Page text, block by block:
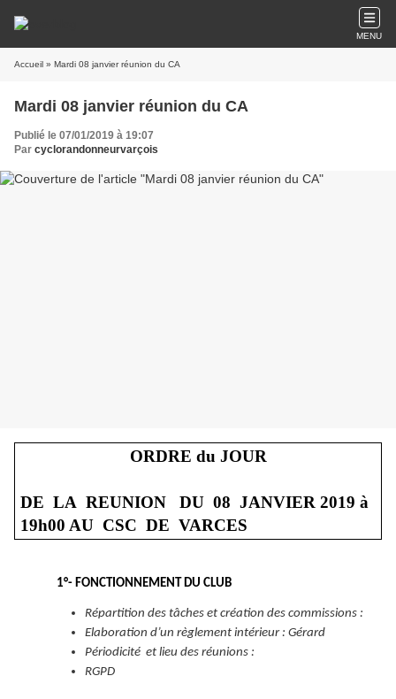
MENU
Accueil » Mardi 08 janvier réunion du CA
Mardi 08 janvier réunion du CA
Publié le 07/01/2019 à 19:07
Par cyclorandonneurvarçois
ORDRE du JOUR
DE LA REUNION DU 08 JANVIER 2019 à
19h00 AU CSC DE VARCES
1°- FONCTIONNEMENT DU CLUB
Répartition des tâches et création des commissions :
Elaboration d’un règlement intérieur : Gérard
Périodicité et lieu des réunions :
RGPD